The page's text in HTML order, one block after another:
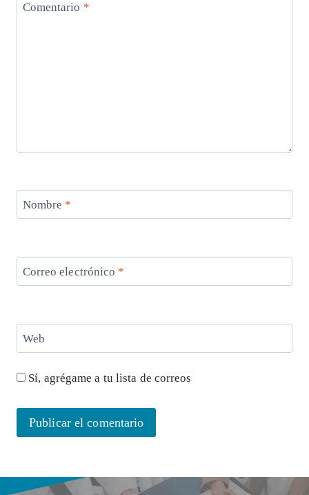
Comentario *
Nombre *
Correo electrónico *
Web
Sí, agrégame a tu lista de correos